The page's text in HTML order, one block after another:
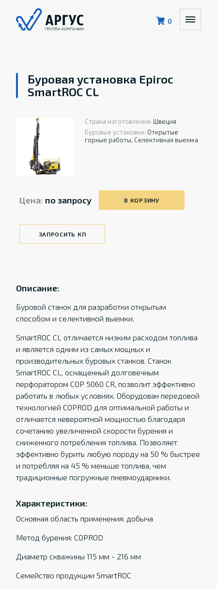
0
Буровая установка Epiroc
SmartROC CL
Страна изготовления: Швеция
Буровые установки: Открытые
горные работы, Селективная выемка
Цена: по запросу В КОРЗИНУ
ЗАПРОСИТЬ КП
Описание:
Буровой станок для разработки открытым
способом и селективной выемки.
SmartROC CL отличается низким расходом топлива
и является одним из самых мощных и
производительных буровых станков. Станок
SmartROC CL, оснащенный долговечным
перфоратором COP 5060 CR, позволит эффективно
работать в любых условиях. Оборудован передовой
технологией COPROD для оптимальной работы и
отличается невероятной мощностью благодаря
сочетанию увеличенной скорости бурения и
сниженного потребления топлива. Позволяет
эффективно бурить любую породу на 50 % быстрее
и потребляя на 45 % меньше топлива, чем
традиционные погружные пневмоударники.
Характеристики:
Основная область применения: добыча
Метод бурения: COPROD
Диаметр скважины 115 мм - 216 мм
Семейство продукции SmartROC